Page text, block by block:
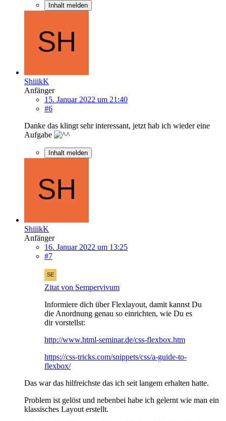
Inhalt melden
ShiiikK
Anfänger
15. Januar 2022 um 21:40
#6
Danke das klingt sehr interessant, jetzt hab ich wieder eine
Aufgabe
Inhalt melden
ShiiikK
Anfänger
16. Januar 2022 um 13:25
#7
Zitat von Sempervivum
Informiere dich über Flexlayout, damit kannst Du
die Anordnung genau so einrichten, wie Du es
dir vorstellst:
http://www.html-seminar.de/css-flexbox.htm
https://css-tricks.com/snippets/css/a-guide-to-
flexbox/
Das war das hilfreichste das ich seit langem erhalten hatte.
Problem ist gelöst und nebenbei habe ich gelernt wie man ein
klassisches Layout erstellt.